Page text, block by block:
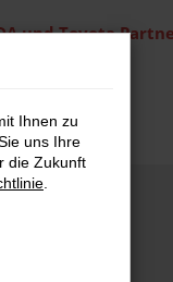
und Toyota
Ihnen zu
uns Ihre
die Zukunft